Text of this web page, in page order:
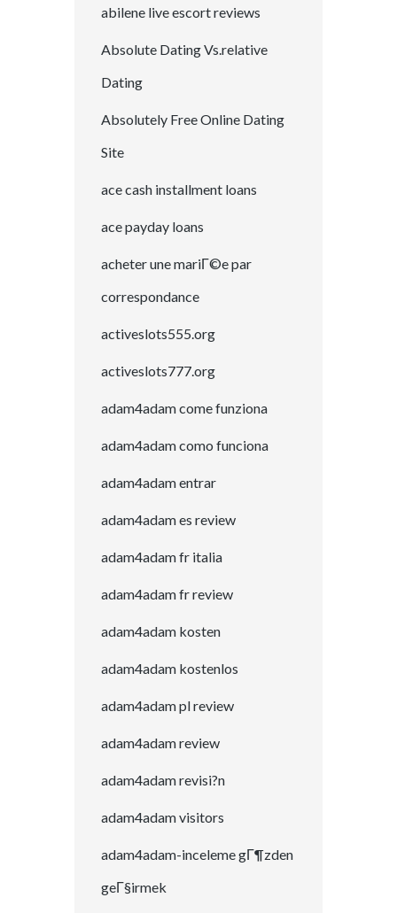
abilene live escort reviews
Absolute Dating Vs.relative
Dating
Absolutely Free Online Dating
Site
ace cash installment loans
ace payday loans
acheter une mariГ©e par
correspondance
activeslots555.org
activeslots777.org
adam4adam come funziona
adam4adam como funciona
adam4adam entrar
adam4adam es review
adam4adam fr italia
adam4adam fr review
adam4adam kosten
adam4adam kostenlos
adam4adam pl review
adam4adam review
adam4adam revisi?n
adam4adam visitors
adam4adam-inceleme gГ¶zden
geГ§irmek